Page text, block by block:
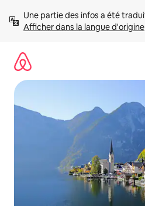
directement
Afficher dans la langue d'origine